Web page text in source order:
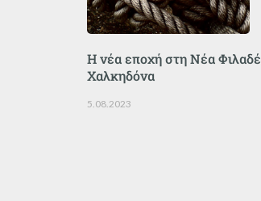
Η νέα εποχή στη Νέα
Χαλκηδόνα
5.08.2023